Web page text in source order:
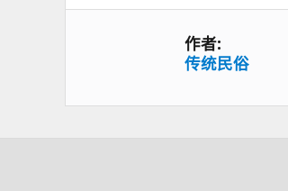
作者:
传统民俗